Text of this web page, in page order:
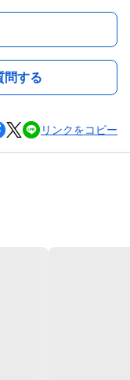
問する
リンクをコピー